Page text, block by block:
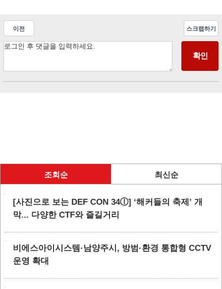
이전 스크랩하기
조회순 최신순
[사진으로 보는 DEF CON 34ⓛ] ‘해커들의 축제’ 개
막... 다양한 CTF와 즐길거리
비에스아이시스템·남양주시, 방범·환경 통합형 CCTV
운영 확대